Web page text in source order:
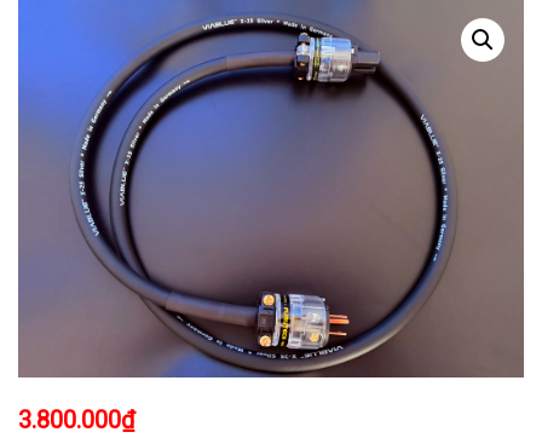
3.800.000₫